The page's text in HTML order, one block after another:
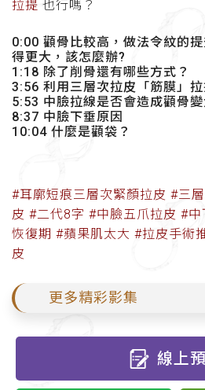
拉提 也行嗎？
0:00 顴骨比較高，做法令紋的
得更大，該怎麼辦?
1:18 除了削骨還有哪些方式？
3:56 利用三層次拉皮「筋膜」
5:53 中臉拉線是否會造成顴骨變
8:37 中臉下垂原因
10:04 什麼是顴袋？
#耳廓短痕三層次緊顏拉皮 #三
皮 #二代8字 #中臉五爪拉皮 #中
恢復期 #蘋果肌太大 #拉皮手術
皮
更多精彩影集
線上